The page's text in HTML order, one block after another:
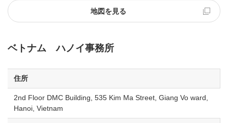
地図を見る
ベトナム ハノイ事務所
住所
2nd Floor DMC Building, 535 Kim Ma Street, Giang Vo ward,
Hanoi, Vietnam